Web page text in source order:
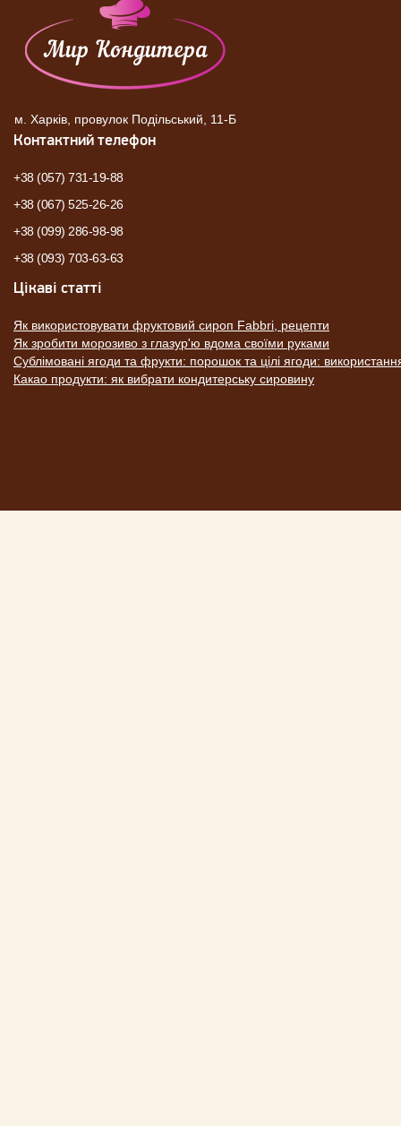
м. Харків, провулок Подільський, 11-Б
Контактний телефон
+38 (057) 731-19-88
+38 (067) 525-26-26
+38 (099) 286-98-98
+38 (093) 703-63-63
Цікаві статті
Як використовувати фруктовий сироп Fabbri, рецепти
Як зробити морозиво з глазур'ю вдома своїми руками
Сублімовані ягоди та фрукти: порошок та цілі ягоди:
Какао продукти: як вибрати кондитерську сировину